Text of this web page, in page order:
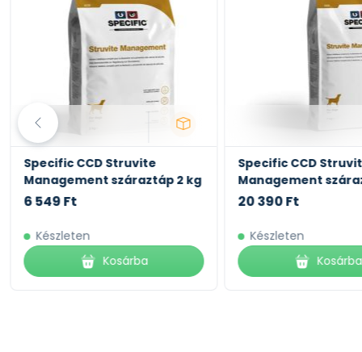
Specific CCD Struvite
Management száraztáp 2 kg
6 549 Ft
Készleten
Kosárba
Specific CCD
Management
20 390 Ft
Készleten
Kosárba